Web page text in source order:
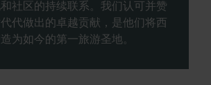
社区的持续联系。我们认可并赞
代做出的卓越贡献，是他们将西
为如今的第一旅游圣地。